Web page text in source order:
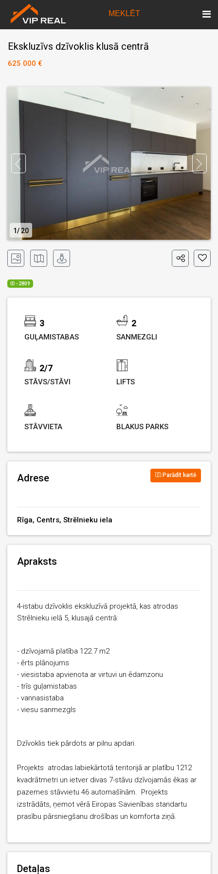
MEKLĒT
Ekskluzīvs dzīvoklis klusā centrā
625 000 €
1 20
ID - 2809
3
GUĻAMISTABAS
2
SANMEZGLI
2/7
STĀVS/STĀVI LIFTS
STĀVVIETA BLAKUS PARKS
Adrese Parādīt kartē
Rīga, Centrs, Strēlnieku iela
Apraksts
4-istabu dzīvoklis ekskluzīvā projektā, kas atrodas
Strēlnieku ielā 5, klusajā centrā:
- dzīvojamā platība 122.7 m2
- ērts plānojums
- viesistaba apvienota ar virtuvi un ēdamzonu
- trīs guļamistabas
- vannasistaba
- viesu sanmezgls
Dzīvoklis tiek pārdots ar pilnu apdari.
Projekts atrodas labiekārtotā teritorijā ar platību 1212
kvadrātmetri un ietver divas 7-stāvu dzīvojamās ēkas ar
pazemes stāvvietu 46 automašīnām. Projekts
izstrādāts, ņemot vērā Eiropas Savienības standartu
prasību pārsniegšanu drošības un komforta ziņā.
Detaļas